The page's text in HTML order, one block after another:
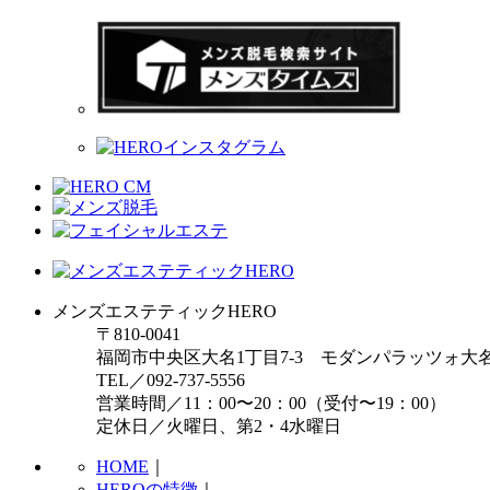
メンズエステティックHERO
〒810-0041
福岡市中央区大名1丁目7-3 モダンパラッツォ大
TEL／092-737-5556
営業時間／11：00〜20：00（受付〜19：00）
定休日／火曜日、第2・4水曜日
HOME